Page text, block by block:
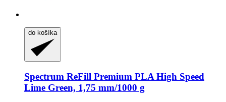
do košíka
Spectrum ReFill Premium PLA High Speed
Lime Green, 1,75 mm/1000 g